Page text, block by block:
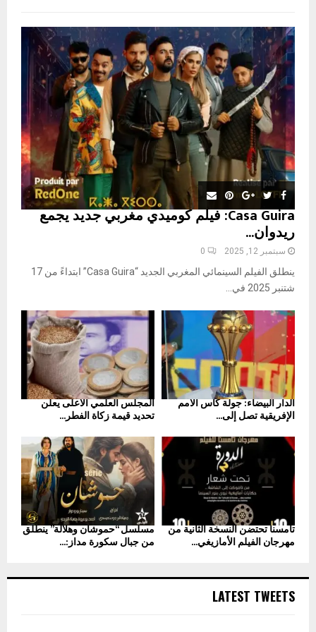
o
r
R
C
Casa Guira: فيلم كوميدي مغربي جديد يجمع
ريدوان...
سبتمبر 12, 2025 0
ينطلق الفيلم السينمائي المغربي الجديد “Casa Guira” ابتداءً من 17
شتنبر 2025 في...
المجلس العلمي الأعلى يعلن
تحديد قيمة زكاة الفطر...
الدار البيضاء: جولة كأس الأمم
الإفريقية تصل إلى...
مسلسل “حموشان وهلالة” ينطلق
من جبال سكورة مداز:...
تامسنا تحتضن النسخة الثانية من
مهرجان الفيلم الأمازيغي...
LATEST TWEETS